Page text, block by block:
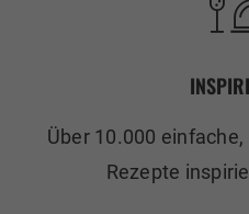
Über 10.000
Rezepte